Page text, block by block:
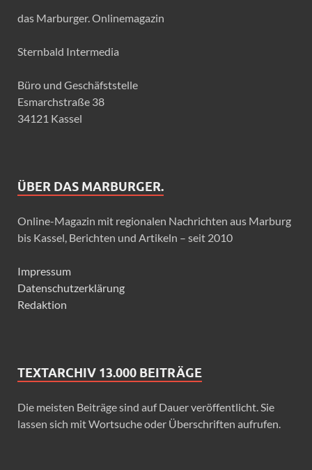
das Marburger. Onlinemagazin
Sternbald Intermedia
Büro und Geschäfststelle
Esmarchstraße 38
34121 Kassel
ÜBER DAS MARBURGER.
Online-Magazin mit regionalen Nachrichten aus Marburg
bis Kassel, Berichten und Artikeln – seit 2010
Impressum
Datenschutzerklärung
Redaktion
TEXTARCHIV 13.000 BEITRÄGE
Die meisten Beiträge sind auf Dauer veröffentlicht. Sie
lassen sich mit Wortsuche oder Überschriften aufrufen.